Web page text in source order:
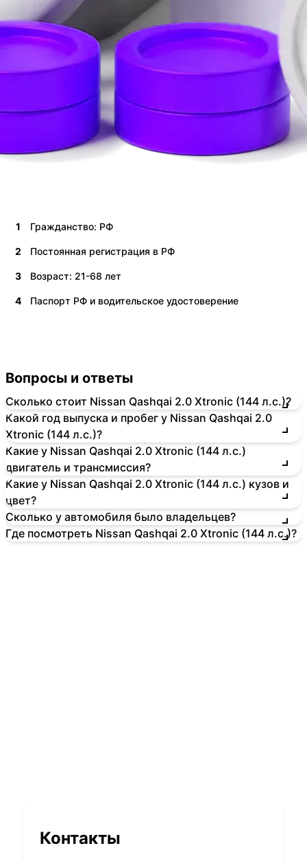
1 Гражданство: РФ
2 Постоянная регистрация в РФ
3 Возраст: 21-68 лет
4 Паспорт РФ и водительское удостоверение
Вопросы и ответы
Сколько стоит Nissan Qashqai 2.0 Xtronic (144 л.с.)?
Какой год выпуска и пробег у Nissan Qashqai 2.0
Xtronic (144 л.с.)?
Какие у Nissan Qashqai 2.0 Xtronic (144 л.с.)
двигатель и трансмиссия?
Какие у Nissan Qashqai 2.0 Xtronic (144 л.с.) кузов и
цвет?
Сколько у автомобиля было владельцев?
Где посмотреть Nissan Qashqai 2.0 Xtronic (144 л.с.)?
Контакты